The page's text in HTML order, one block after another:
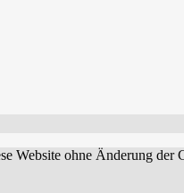
Website ohne Änderung der